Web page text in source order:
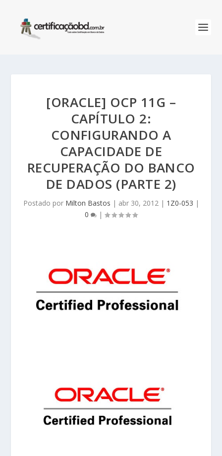
[ORACLE] OCP 11G –
CAPÍTULO 2:
CONFIGURANDO A
CAPACIDADE DE
RECUPERAÇÃO DO BANCO
DE DADOS (PARTE 2)
Postado por Milton Bastos | abr 30, 2012| 1Z0-053 |
0
|